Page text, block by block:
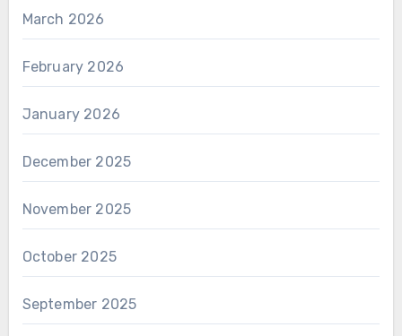
March 2026
February 2026
January 2026
December 2025
November 2025
October 2025
September 2025